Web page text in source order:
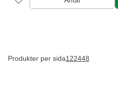
Produkter per sida122448